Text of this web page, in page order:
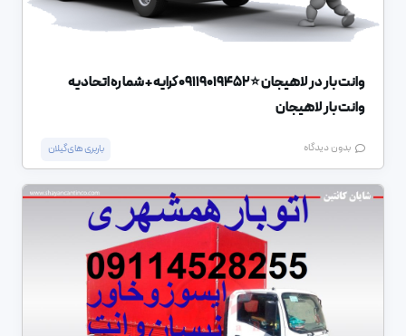
وانت بار در لاهیجان ⭐️09119019452 کرایه + شماره اتحادیه
وانت بار لاهیجان
بدون دیدگاه باربری های گیلان